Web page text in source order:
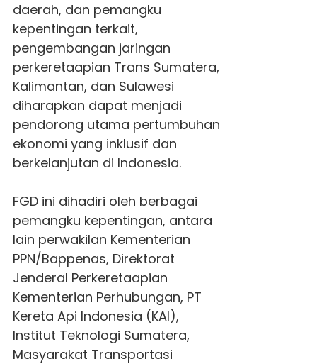
daerah, dan pemangku
kepentingan terkait,
pengembangan jaringan
perkeretaapian Trans Sumatera,
Kalimantan, dan Sulawesi
diharapkan dapat menjadi
pendorong utama pertumbuhan
ekonomi yang inklusif dan
berkelanjutan di Indonesia.
FGD ini dihadiri oleh berbagai
pemangku kepentingan, antara
lain perwakilan Kementerian
PPN/Bappenas, Direktorat
Jenderal Perkeretaapian
Kementerian Perhubungan, PT
Kereta Api Indonesia (KAI),
Institut Teknologi Sumatera,
Masyarakat Transportasi